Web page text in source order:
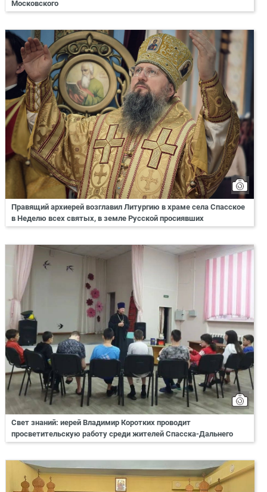
Московского
Правящий архиерей возглавил Литургию в храме села Спасское
в Неделю всех святых, в земле Русской просиявших
Свет знаний: иерей Владимир Коротких проводит
просветительскую работу среди жителей Спасска-Дальнего